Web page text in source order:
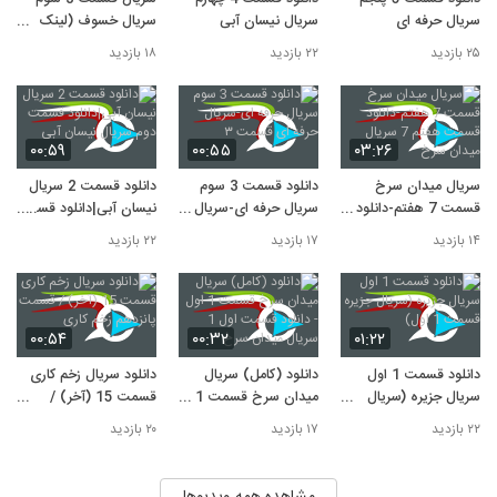
10
1080p
سریال حرفه ای
۲۵ بازدید
سریال نیسان آبی
۲۲ بازدید
سریال خسوف (لینک
دانلود در توضیحات زیر)
۱۸ بازدید
۰۳:۲۶
سریال میدان سرخ
قسمت 7 هفتم-دانلود
میدان سرخ
۱۴ بازدید
۰۰:۵۵
دانلود قسمت 3 سوم
سریال حرفه ای-سریال
حرفه ای قسمت ۳
۱۷ بازدید
۰۰:۵۹
دانلود قسمت 2 سریال
نیسان آبی|دانلود قسمت
دوم سریال نیسان آبی
۲۲ بازدید
۰۱:۲۲
دانلود قسمت 1 اول
سریال جزیره (سریال
جزیره قسمت 1 اول)
۲۲ بازدید
۰۰:۳۲
دانلود (کامل) سریال
میدان سرخ قسمت 1
اول - دانلود قسمت اول
۱۷ بازدید
۰۰:۵۴
دانلود سریال زخم کاری
قسمت 15 (آخر) /
قسمت پانزدهم زخم
کاری
۲۰ بازدید